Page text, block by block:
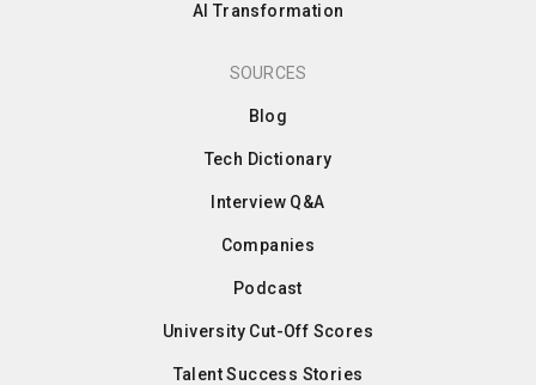
AI Transformation
SOURCES
Blog
Tech Dictionary
Interview Q&A
Companies
Podcast
University Cut-Off Scores
Talent Success Stories